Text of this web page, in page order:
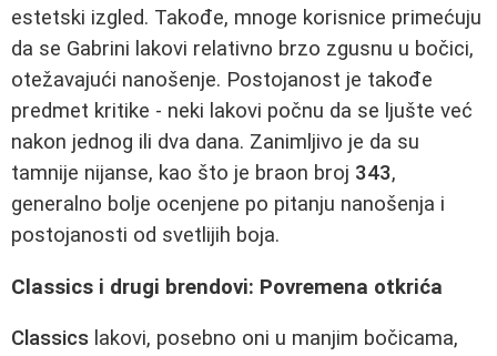
estetski izgled. Takođe, mnoge korisnice primećuju
da se Gabrini lakovi relativno brzo zgusnu u bočici,
otežavajući nanošenje. Postojanost je takođe
predmet kritike - neki lakovi počnu da se ljušte već
nakon jednog ili dva dana. Zanimljivo je da su
tamnije nijanse, kao što je braon broj 343,
generalno bolje ocenjene po pitanju nanošenja i
postojanosti od svetlijih boja.
Classics i drugi brendovi: Povremena otkrića
Classics lakovi, posebno oni u manjim bočicama,